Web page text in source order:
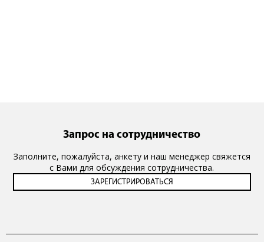
Запрос на сотрудничество
Заполните, пожалуйста, анкету и наш менеджер свяжется
с Вами для обсуждения сотрудничества.